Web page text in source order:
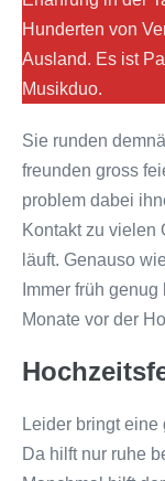
Hunderten von
Ausland. Es ist
Musikduo.
Sie runden
freunden gross
problem dabei
Kontakt zu vielen
läuft. Genauso
Immer früh
Monate vor der
Leider bringt eine
Da hilft nur ruhe